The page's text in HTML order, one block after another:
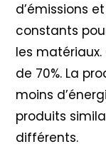
d’émissions
constants
les
de 70%. La
moins
produits
différents.